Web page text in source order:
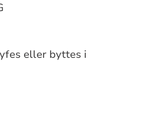
eller byttes i